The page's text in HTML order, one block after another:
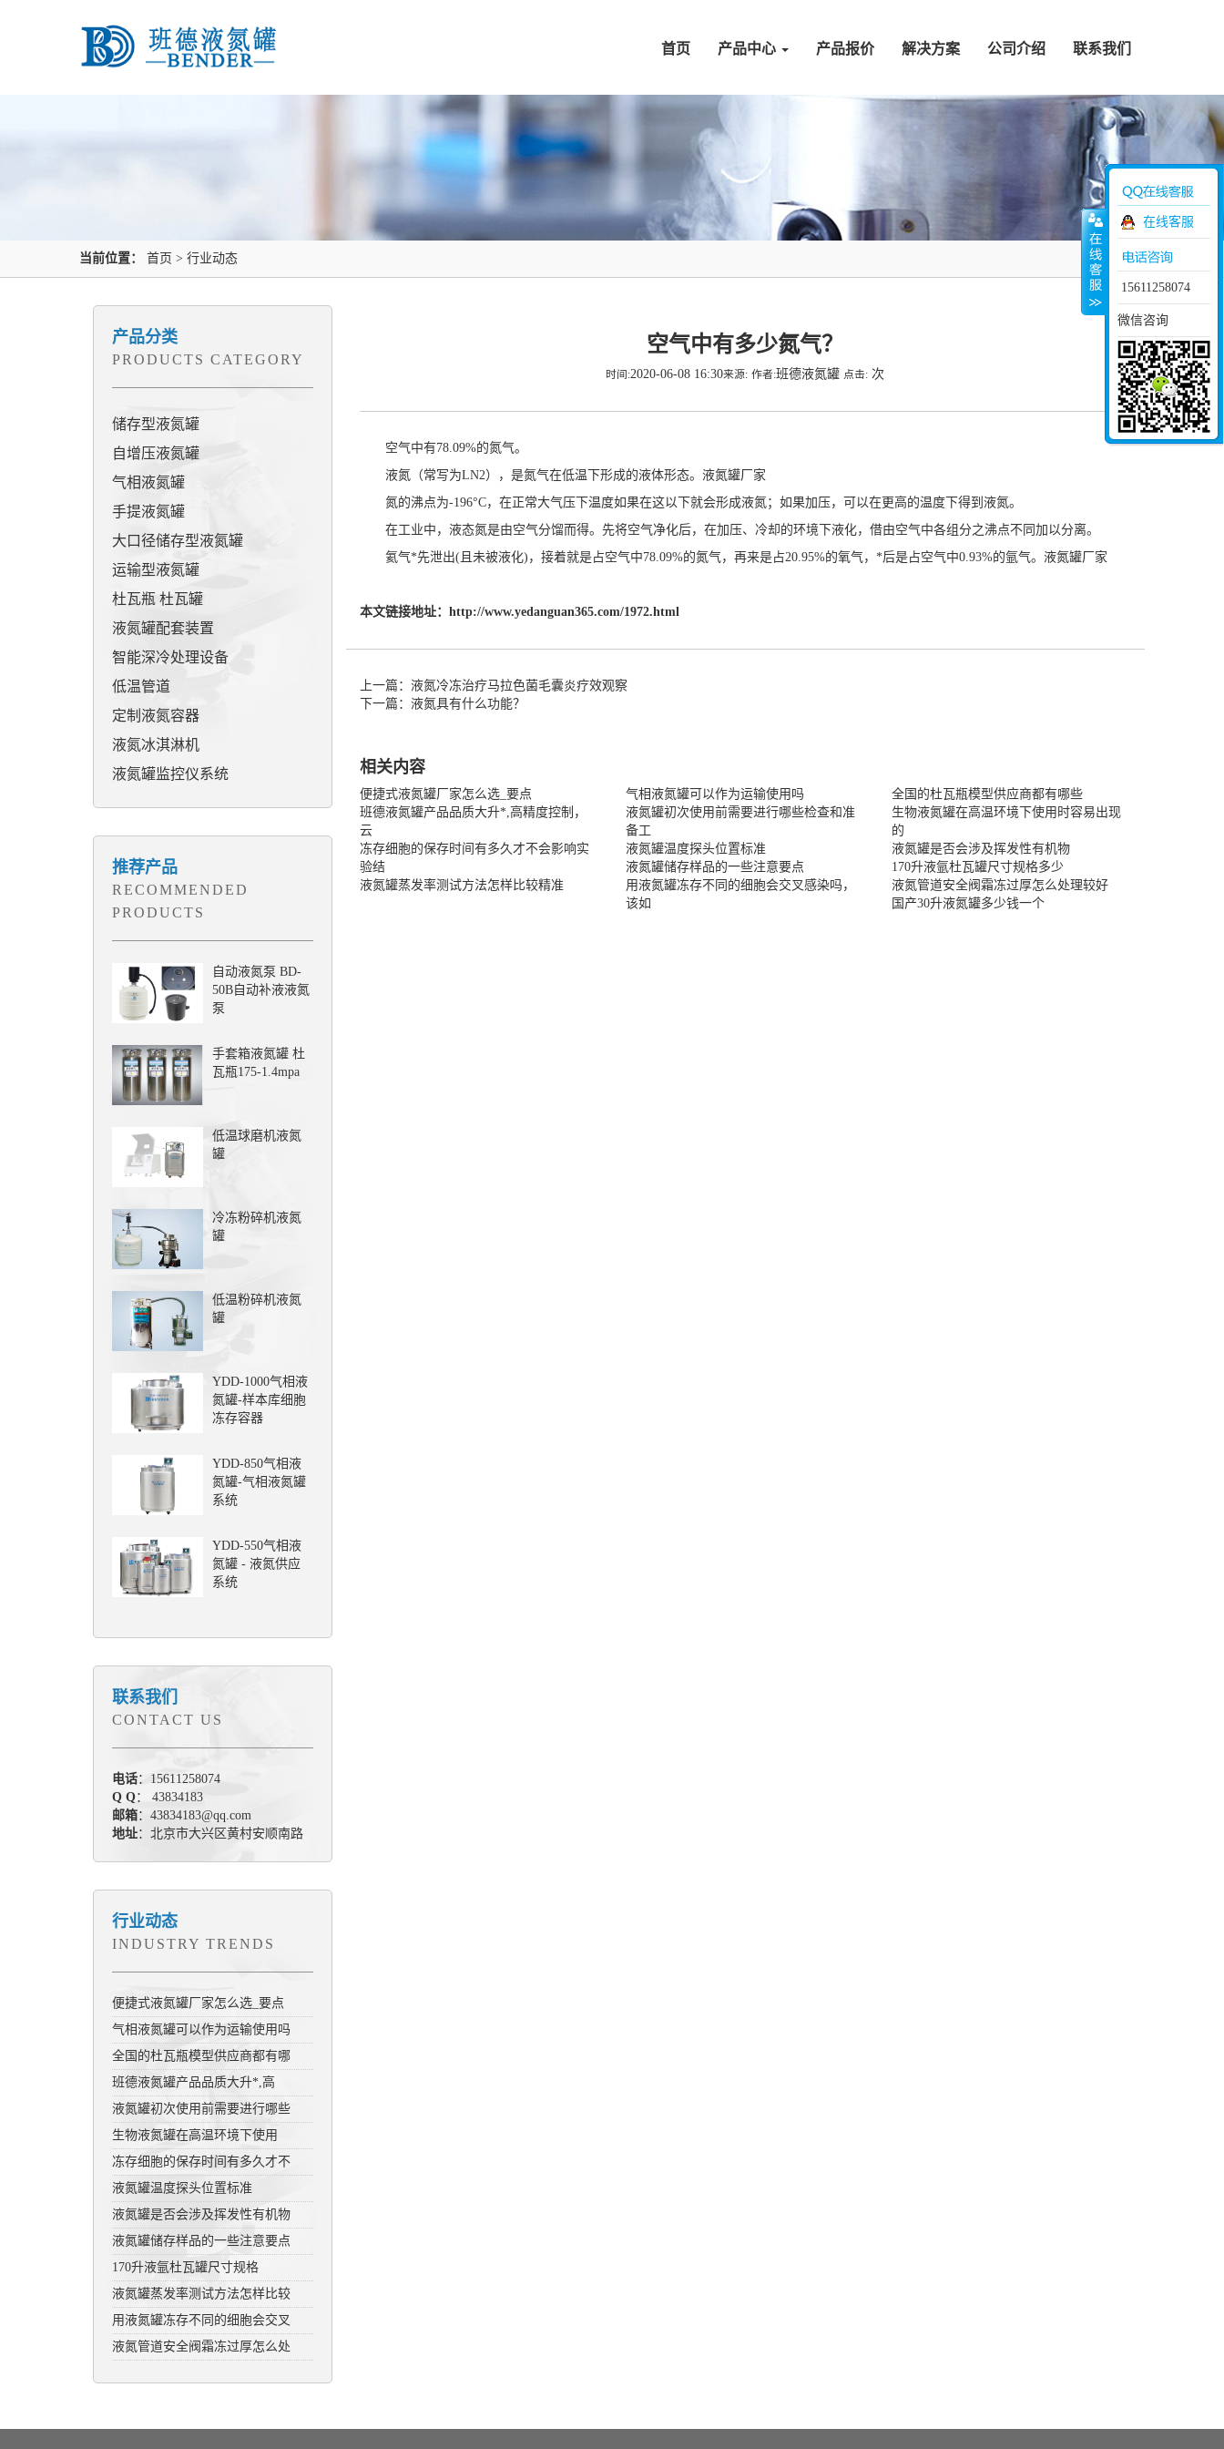
首页 产品中心 产品报价 解决方案 公司介绍 联系我们
当前位置： 首页 > 行业动态
产品分类
PRODUCTS CATEGORY
储存型液氮罐
自增压液氮罐
气相液氮罐
手提液氮罐
大口径储存型液氮罐
运输型液氮罐
杜瓦瓶 杜瓦罐
液氮罐配套装置
智能深冷处理设备
低温管道
定制液氮容器
液氮冰淇淋机
液氮罐监控仪系统
推荐产品
RECOMMENDED
PRODUCTS
自动液氮泵 BD-
50B自动补液液氮
泵
手套箱液氮罐 杜
瓦瓶175-1.4mpa
低温球磨机液氮
罐
冷冻粉碎机液氮
罐
低温粉碎机液氮
罐
YDD-1000气相液
氮罐-样本库细胞
冻存容器
YDD-850气相液
氮罐-气相液氮罐
系统
YDD-550气相液
氮罐 - 液氮供应
系统
联系我们
CONTACT US
电话：15611258074
Q Q： 43834183
邮箱：43834183@qq.com
地址：北京市大兴区黄村安顺南路
行业动态
INDUSTRY TRENDS
便捷式液氮罐厂家怎么选_要点
气相液氮罐可以作为运输使用吗
全国的杜瓦瓶模型供应商都有哪
班德液氮罐产品品质大升*,高
液氮罐初次使用前需要进行哪些
生物液氮罐在高温环境下使用
冻存细胞的保存时间有多久才不
液氮罐温度探头位置标准
液氮罐是否会涉及挥发性有机物
液氮罐储存样品的一些注意要点
170升液氩杜瓦罐尺寸规格
液氮罐蒸发率测试方法怎样比较
用液氮罐冻存不同的细胞会交叉
液氮管道安全阀霜冻过厚怎么处
空气中有多少氮气？
时间:2020-06-08 16:30来源: 作者:班德液氮罐 点击: 次
空气中有78.09%的氮气。
液氮（常写为LN2），是氮气在低温下形成的液体形态。 液氮罐厂家
氮的沸点为-196°C，在正常大气压下温度如果在这以下就会形成液氮；如果加压，可以在更高的温度下得到液氮。
在工业中，液态氮是由空气分馏而得。先将空气净化后，在加压、冷却的环境下液化，借由空气中各组分之沸点不同加以分离。
氦气*先泄出(且未被液化)，接着就是占空气中78.09%的氮气，再来是占20.95%的氧气，*后是占空气中0.93%的氩气。 液氮罐厂家
本文链接地址： http://www.yedanguan365.com/1972.html
上一篇：液氮冷冻治疗马拉色菌毛囊炎疗效观察
下一篇：液氮具有什么功能？
相关内容
便捷式液氮罐厂家怎么选_要点 气相液氮罐可以作为运输使用吗
全国的杜瓦瓶模型供应商都有哪些
班德液氮罐产品品质大升*,高精度控制，
云
液氮罐初次使用前需要进行哪些检查和准
备工
生物液氮罐在高温环境下使用时容易出现
的
冻存细胞的保存时间有多久才不会影响实
验结
液氮罐温度探头位置标准
液氮罐是否会涉及挥发性有机物
液氮罐储存样品的一些注意要点
170升液氩杜瓦罐尺寸规格多少
液氮罐蒸发率测试方法怎样比较精准
用液氮罐冻存不同的细胞会交叉感染吗，
该如
液氮管道安全阀霜冻过厚怎么处理较好
国产30升液氮罐多少钱一个
在线客服
15611258074
微信咨询